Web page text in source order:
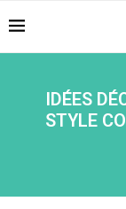
IDÉES
STYLE